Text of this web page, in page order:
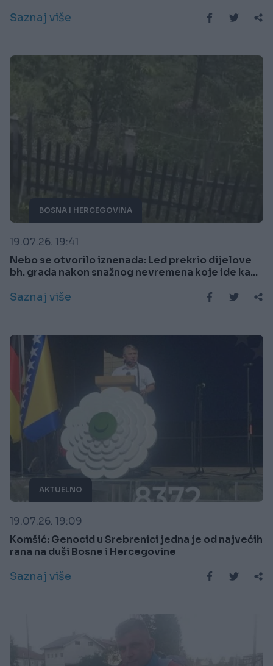
Saznaj više
BOSNA I HERCEGOVINA
19.07.26. 19:41
Nebo se otvorilo iznenada: Led prekrio dijelove
bh. grada nakon snažnog nevremena koje ide ka...
Saznaj više
AKTUELNO
19.07.26. 19:09
Komšić: Genocid u Srebrenici jedna je od najvećih
rana na duši Bosne i Hercegovine
Saznaj više